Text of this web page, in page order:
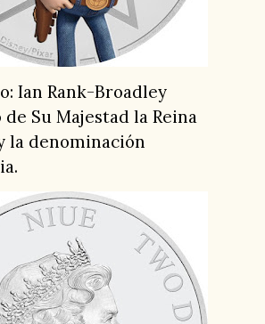
Ian Rank-Broadley
Su Majestad la Reina
la denominación